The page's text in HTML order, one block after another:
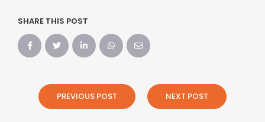
SHARE THIS POST
PREVIOUS POST NEXT POST